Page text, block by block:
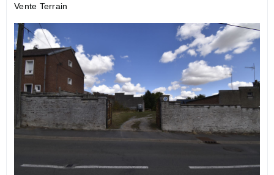
Vente Terrain